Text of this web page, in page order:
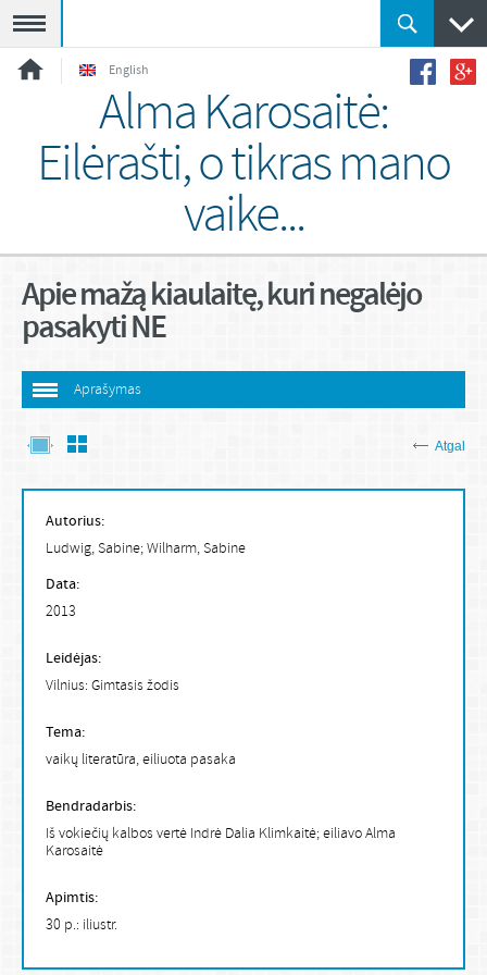
English
Alma Karosaitė:
Eilėrašti, o tikras mano
vaike...
Apie mažą kiaulaitę, kuri negalėjo
pasakyti NE
Aprašymas
Atgal
Autorius:
Ludwig, Sabine; Wilharm, Sabine
Data:
2013
Leidėjas:
Vilnius: Gimtasis žodis
Tema:
vaikų literatūra, eiliuota pasaka
Bendradarbis:
Iš vokiečių kalbos vertė Indrė Dalia Klimkaitė; eiliavo Alma
Karosaitė
Apimtis:
30 p.: iliustr.